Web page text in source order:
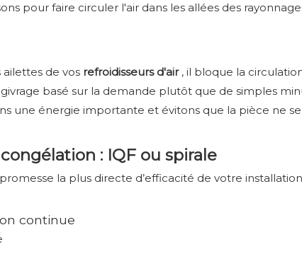
pour faire circuler l'air dans les allées des
ailettes de vos refroidisseurs d'air , il bloque la
basé sur la demande plutôt que de simples
une énergie importante et évitons que la pièce ne
: IQF ou spirale
la plus directe d’efficacité de votre
continue